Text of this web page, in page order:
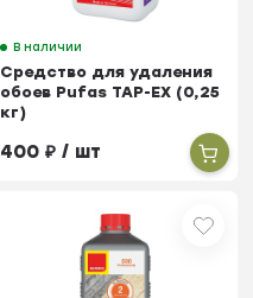
В наличии
Средство для удаления
обоев Pufas TAP-EX (0,25
кг)
400₽ / шт